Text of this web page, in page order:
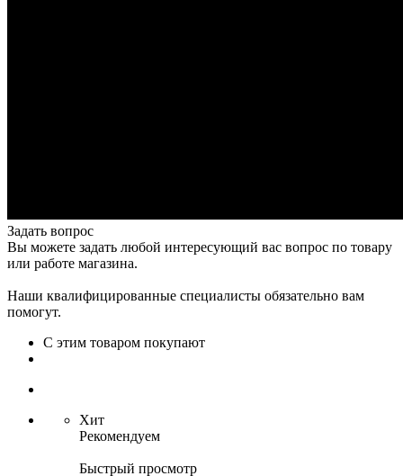
Задать вопрос
Вы можете задать любой интересующий вас вопрос по товару
или работе магазина.
Наши квалифицированные специалисты обязательно вам
помогут.
С этим товаром покупают
Хит
Рекомендуем
Быстрый просмотр